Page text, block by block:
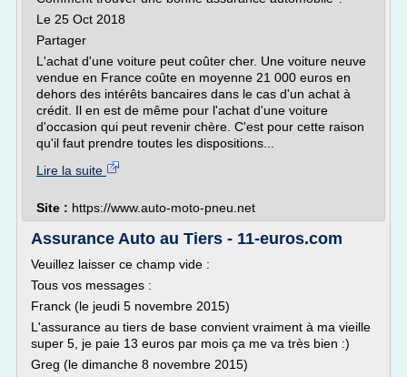
Le 25 Oct 2018
Partager
L'achat d'une voiture peut coûter cher. Une voiture neuve
vendue en France coûte en moyenne 21 000 euros en
dehors des intérêts bancaires dans le cas d'un achat à
crédit. Il en est de même pour l'achat d'une voiture
d'occasion qui peut revenir chère. C'est pour cette raison
qu'il faut prendre toutes les dispositions...
Lire la suite
Site : https://www.auto-moto-pneu.net
Assurance Auto au Tiers - 11-euros.com
Veuillez laisser ce champ vide :
Tous vos messages :
Franck (le jeudi 5 novembre 2015)
L'assurance au tiers de base convient vraiment à ma vieille
super 5, je paie 13 euros par mois ça me va très bien :)
Greg (le dimanche 8 novembre 2015)